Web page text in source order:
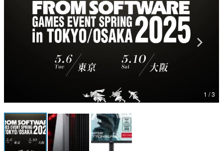
ゲームが変えた日本語
「経験値」「裏技」「ラスボス」… ゲームにまつわる言葉
の起源や用法の変遷を、コンピューター文化史研究家・タ
イニーP氏が徹底調査。
カテゴリ
女性向け
アプリレビュー
1 / 3